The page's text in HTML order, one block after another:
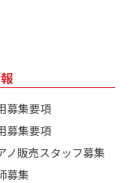
募集要項
募集要項
ノ販売スタッフ募集
募集